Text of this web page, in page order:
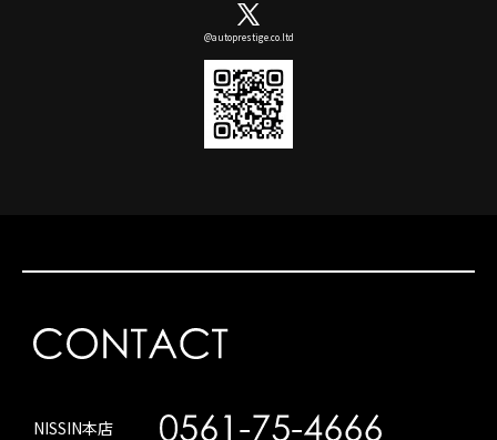
@autoprestige.co.ltd
NISSIN本店